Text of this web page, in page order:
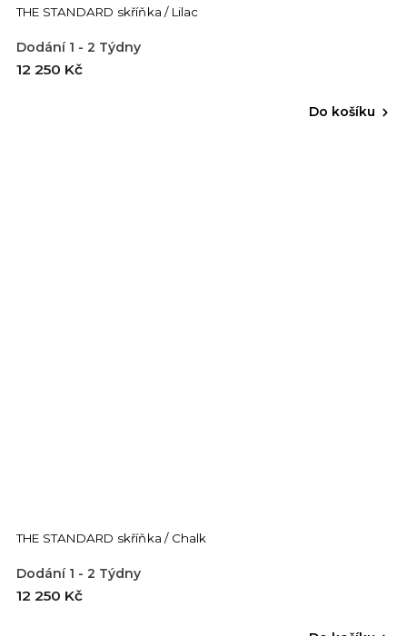
THE STANDARD skříňka / Lilac
Dodání 1 - 2 Týdny
12 250 Kč
Do košíku
THE STANDARD skříňka / Chalk
Dodání 1 - 2 Týdny
12 250 Kč